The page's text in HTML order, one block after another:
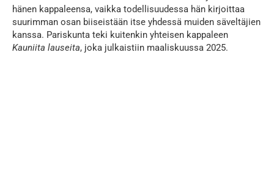
hänen kappaleensa, vaikka todellisuudessa hän kirjoittaa
suurimman osan biiseistään itse yhdessä muiden säveltäjien
kanssa. Pariskunta teki kuitenkin yhteisen kappaleen
Kauniita lauseita, joka julkaistiin maaliskuussa 2025.